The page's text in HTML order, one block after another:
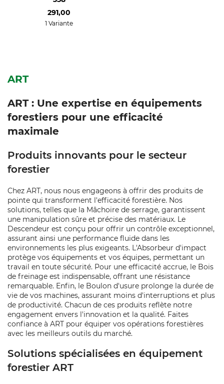
291,00
1 Variante
ART
ART : Une expertise en équipements
forestiers pour une efficacité
maximale
Produits innovants pour le secteur
forestier
Chez ART, nous nous engageons à offrir des produits de
pointe qui transforment l'efficacité forestière. Nos
solutions, telles que la Mâchoire de serrage, garantissent
une manipulation sûre et précise des matériaux. Le
Descendeur est conçu pour offrir un contrôle exceptionnel,
assurant ainsi une performance fluide dans les
environnements les plus exigeants. L'Absorbeur d'impact
protège vos équipements et vos équipes, permettant un
travail en toute sécurité. Pour une efficacité accrue, le Bois
de freinage est indispensable, offrant une résistance
remarquable. Enfin, le Boulon d'usure prolonge la durée de
vie de vos machines, assurant moins d'interruptions et plus
de productivité. Chacun de ces produits reflète notre
engagement envers l'innovation et la qualité. Faites
confiance à ART pour équiper vos opérations forestières
avec les meilleurs outils du marché.
Solutions spécialisées en équipement
forestier ART